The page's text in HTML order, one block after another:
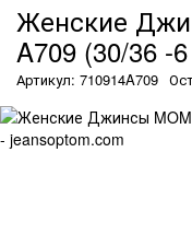
Женские
A709 (30/36 -
Артикул: 710914A709